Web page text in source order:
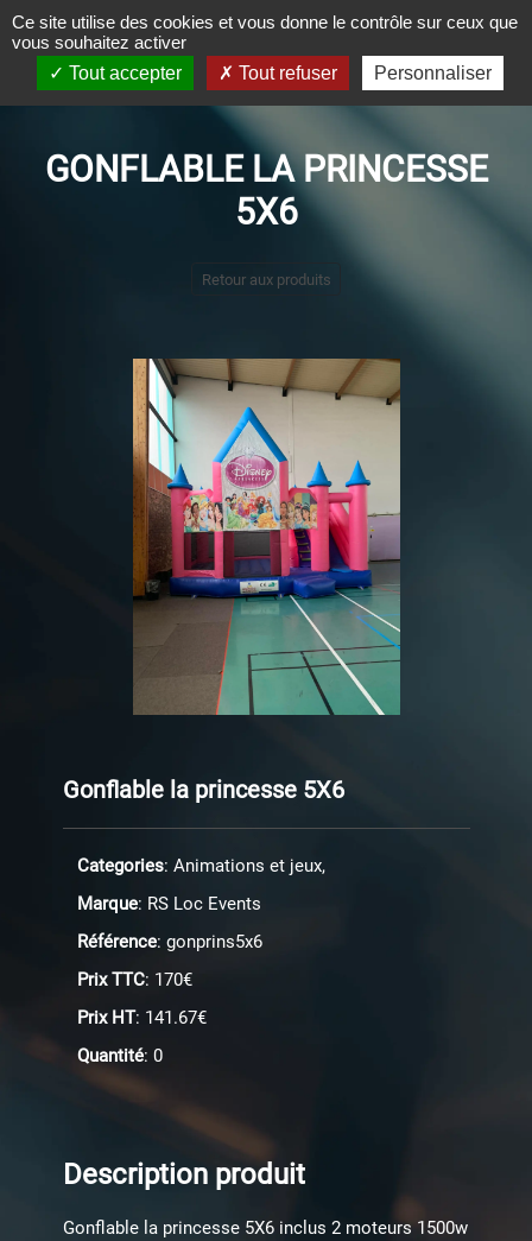
Panneau de gestion des cookies
Ce site utilise des cookies et vous donne le contrôle sur ceux que
vous souhaitez activer
Tout accepter
Tout refuser Personnaliser
GONFLABLE LA PRINCESSE
5X6
Retour aux produits
Gonflable la princesse 5X6
Categories: Animations et jeux,
Marque: RS Loc Events
Référence: gonprins5x6
Prix TTC: 170€
Prix HT: 141.67€
Quantité: 0
Description produit
Gonflable la princesse 5X6 inclus 2 moteurs 1500w